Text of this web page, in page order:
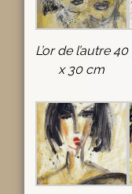
L’or de l’autre 40
x 30 cm